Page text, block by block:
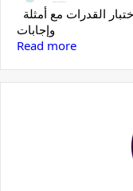
وإجابات
Read more